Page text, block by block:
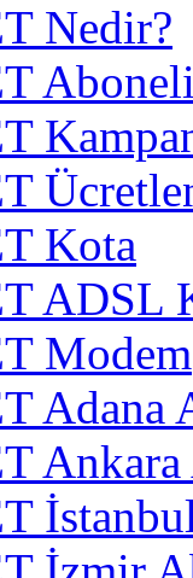
Nedir?
Kota
ADSL
Modem
Adana